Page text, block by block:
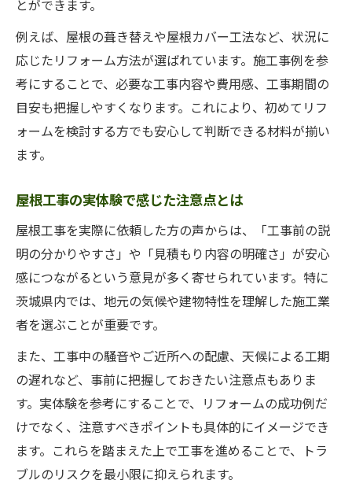
とができます。
例えば、屋根の葺き替えや屋根カバー工法など、状況に
応じたリフォーム方法が選ばれています。施工事例を参
考にすることで、必要な工事内容や費用感、工事期間の
目安も把握しやすくなります。これにより、初めてリフ
ォームを検討する方でも安心して判断できる材料が揃い
ます。
屋根工事の実体験で感じた注意点とは
屋根工事を実際に依頼した方の声からは、「工事前の説
明の分かりやすさ」や「見積もり内容の明確さ」が安心
感につながるという意見が多く寄せられています。特に
茨城県内では、地元の気候や建物特性を理解した施工業
者を選ぶことが重要です。
また、工事中の騒音やご近所への配慮、天候による工期
の遅れなど、事前に把握しておきたい注意点もありま
す。実体験を参考にすることで、リフォームの成功例だ
けでなく、注意すべきポイントも具体的にイメージでき
ます。これらを踏まえた上で工事を進めることで、トラ
ブルのリスクを最小限に抑えられます。